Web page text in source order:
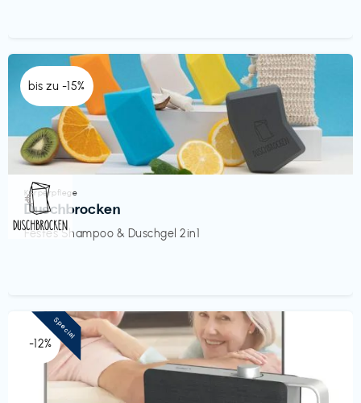
bis zu -15%
Körperpflege
Duschbrocken
Festes Shampoo & Duschgel 2in1
€‎
-12%
Special